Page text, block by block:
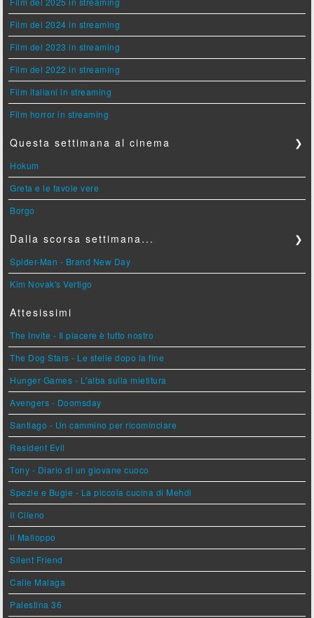
Film del 2024 in streaming
Film del 2023 in streaming
Film del 2022 in streaming
Film italiani in streaming
Film horror in streaming
Questa settimana al cinema ❯
Hokum
Greta e le favole vere
Borgo
Dalla scorsa settimana... ❯
Spider-Man - Brand New Day
Kim Novak's Vertigo
Attesissimi
The Invite - Il piacere è tutto nostro
The Dog Stars - Le stelle dopo la fine
Hunger Games - L'alba sulla mietitura
Avengers - Doomsday
Santiago - Un cammino per ricominciare
Resident Evil
Tony - Diario di un giovane cuoco
Spezie e Bugie - La piccola cucina di Mehdi
Il Cileno
Il Malloppo
Silent Friend
Calle Malaga
Palestina 36